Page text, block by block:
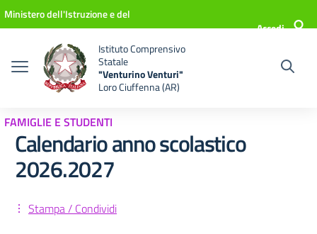
Vai ai contenuti
Vai al menu di navigazione
Vai al footer
Ministero dell'Istruzione e del
Accedi
Istituto Comprensivo
Statale
"Venturino Venturi"
Loro Ciuffenna (AR)
FAMIGLIE E STUDENTI
Calendario anno scolastico
2026.2027
Stampa / Condividi